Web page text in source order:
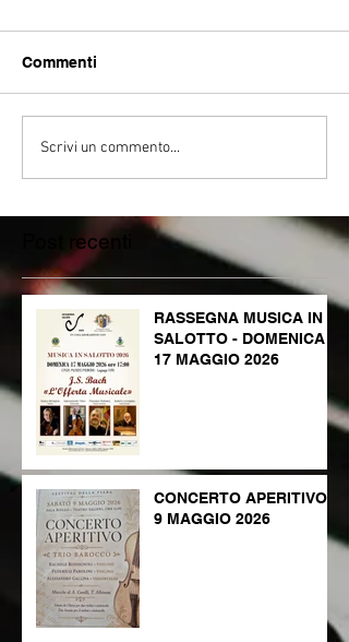
Commenti
Scrivi un commento...
Post recenti
RASSEGNA MUSICA IN
SALOTTO - DOMENICA
17 MAGGIO 2026
CONCERTO APERITIVO -
9 MAGGIO 2026